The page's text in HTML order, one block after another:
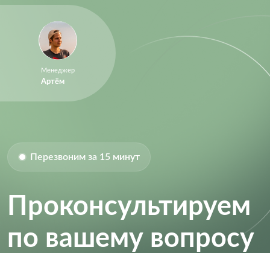
Size-Width:
Supply Current:
Supply Voltage:
Supply Voltage (DC):
Менеджер
Артём
Перезвоним за 15 минут
Проконсультируем
по вашему вопросу